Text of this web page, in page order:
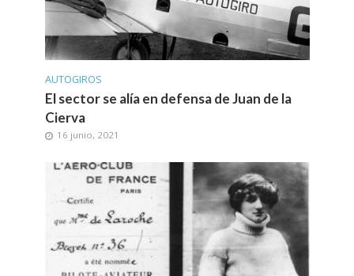
AUTOGIROS
El sector se alía en defensa de Juan de la
Cierva
16 junio, 2021